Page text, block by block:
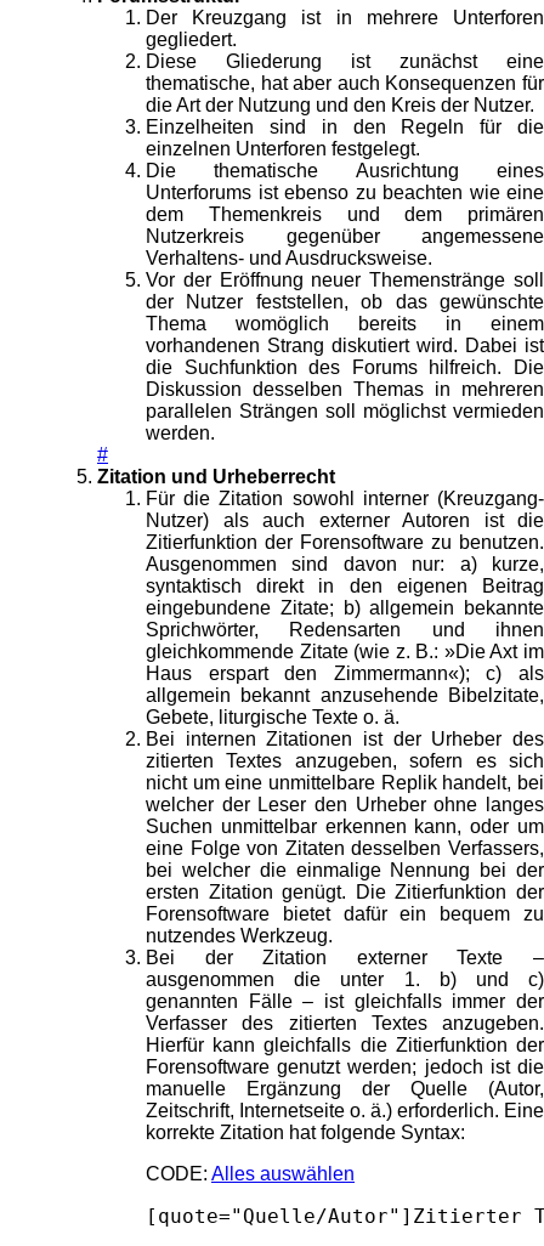
Der Kreuzgang ist in mehrere Unterforen
gegliedert.
Diese Gliederung ist zunächst eine
thematische, hat aber auch Konsequenzen für
die Art der Nutzung und den Kreis der Nutzer.
Einzelheiten sind in den Regeln für die
einzelnen Unterforen festgelegt.
Die thematische Ausrichtung eines
Unterforums ist ebenso zu beachten wie eine
dem Themenkreis und dem primären
Nutzerkreis gegenüber angemessene
Verhaltens- und Ausdrucksweise.
Vor der Eröffnung neuer Themenstränge soll
der Nutzer feststellen, ob das gewünschte
Thema womöglich bereits in einem
vorhandenen Strang diskutiert wird. Dabei ist
die Suchfunktion des Forums hilfreich. Die
Diskussion desselben Themas in mehreren
parallelen Strängen soll möglichst vermieden
werden.
#
Zitation und Urheberrecht
Für die Zitation sowohl interner (Kreuzgang-
Nutzer) als auch externer Autoren ist die
Zitierfunktion der Forensoftware zu benutzen.
Ausgenommen sind davon nur: a) kurze,
syntaktisch direkt in den eigenen Beitrag
eingebundene Zitate; b) allgemein bekannte
Sprichwörter, Redensarten und ihnen
gleichkommende Zitate (wie z. B.: »Die Axt im
Haus erspart den Zimmermann«); c) als
allgemein bekannt anzusehende Bibelzitate,
Gebete, liturgische Texte o. ä.
Bei internen Zitationen ist der Urheber des
zitierten Textes anzugeben, sofern es sich
nicht um eine unmittelbare Replik handelt, bei
welcher der Leser den Urheber ohne langes
Suchen unmittelbar erkennen kann, oder um
eine Folge von Zitaten desselben Verfassers,
bei welcher die einmalige Nennung bei der
ersten Zitation genügt. Die Zitierfunktion der
Forensoftware bietet dafür ein bequem zu
nutzendes Werkzeug.
Bei der Zitation externer Texte –
ausgenommen die unter 1. b) und c)
genannten Fälle – ist gleichfalls immer der
Verfasser des zitierten Textes anzugeben.
Hierfür kann gleichfalls die Zitierfunktion der
Forensoftware genutzt werden; jedoch ist die
manuelle Ergänzung der Quelle (Autor,
Zeitschrift, Internetseite o. ä.) erforderlich. Eine
korrekte Zitation hat folgende Syntax:
CODE: Alles auswählen
[quote="Quelle/Autor"]Zitierter